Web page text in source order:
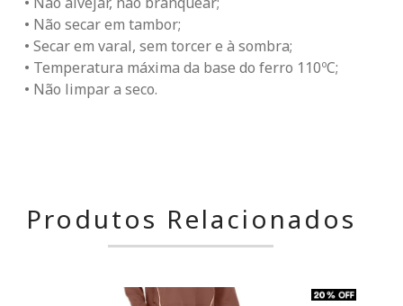
• Não secar em tambor;
• Secar em varal, sem torcer e à sombra;
• Temperatura máxima da base do ferro 110ºC;
• Não limpar a seco.
Produtos Relacionados